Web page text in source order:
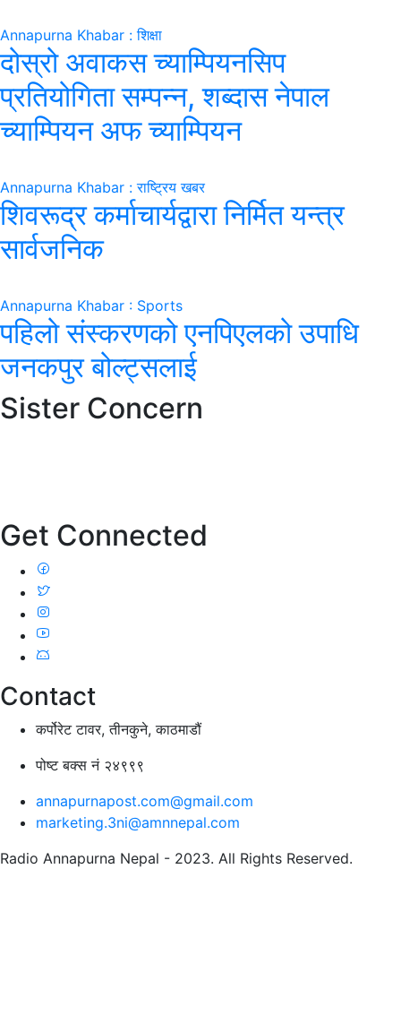
Annapurna Khabar : शिक्षा
दोस्रो अवाकस च्याम्पियनसिप
प्रतियोगिता सम्पन्न, शब्दास नेपाल
च्याम्पियन अफ च्याम्पियन
Annapurna Khabar : राष्ट्रिय खबर
शिवरूद्र कर्माचार्यद्वारा निर्मित यन्त्र
सार्वजनिक
Annapurna Khabar : Sports
पहिलो संस्करणको एनपिएलको उपाधि
जनकपुर बोल्ट्सलाई
Sister Concern
Get Connected
Contact
कर्पोरेट टावर, तीनकुने, काठमाडौं
पोष्ट बक्स नं २४९९९
annapurnapost.com@gmail.com
marketing.3ni@amnnepal.com
Radio Annapurna Nepal - 2023. All Rights Reserved.